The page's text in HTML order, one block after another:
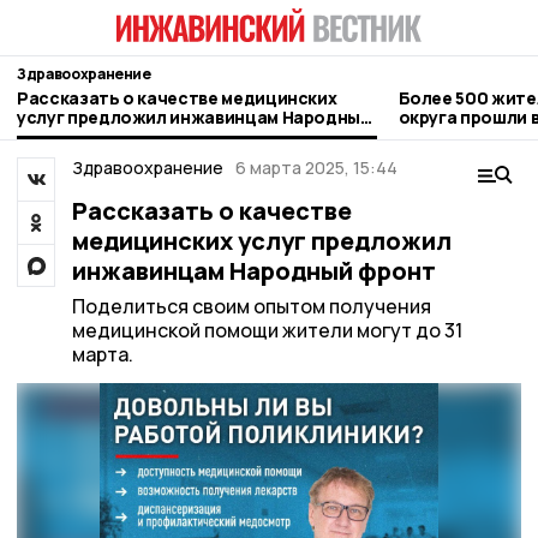
Здравоохранение
Рассказать о качестве медицинских
услуг предложил инжавинцам Народный
фронт
Более 500
округа прошли
Здравоохранение 6 марта 2025, 15:44
Рассказать о качестве
медицинских услуг предложил
инжавинцам Народный фронт
Поделиться своим опытом получения
медицинской помощи жители могут до 31
марта.